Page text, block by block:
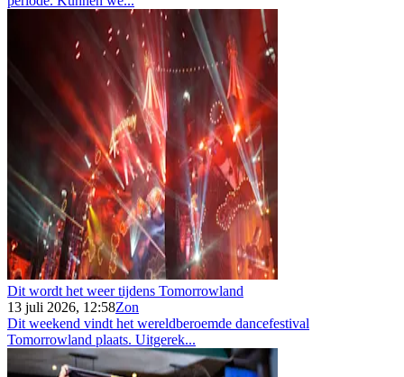
Dit wordt het weer tijdens Tomorrowland
13 juli 2026, 12:58Zon
Dit weekend vindt het wereldberoemde dancefestival
Tomorrowland plaats. Uitgerek...